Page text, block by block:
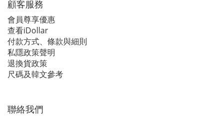
顧客服務
會員尊享優惠
查看iDollar
付款方式、條款與細則
私隱政策聲明
退換貨政策
尺碼及韓文參考
聯絡我們